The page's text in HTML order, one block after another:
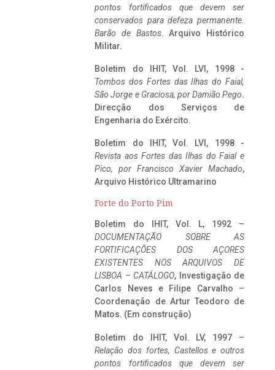
pontos fortificados que devem ser
conservados para defeza permanente.
Barão de Bastos. Arquivo Histórico
Militar.
Boletim do IHIT, Vol. LVI, 1998 -
Tombos dos Fortes das Ilhas do Faial,
São Jorge e Graciosa, por Damião Pego.
Direcção dos Serviços de
Engenharia do Exército.
Boletim do IHIT, Vol. LVI, 1998 -
Revista aos Fortes das Ilhas do Faial e
Pico, por Francisco Xavier Machado,
Arquivo Histórico Ultramarino
Forte do Porto Pim
Boletim do IHIT, Vol. L, 1992 –
DOCUMENTAÇÃO SOBRE AS
FORTIFICAÇÕES DOS AÇORES
EXISTENTES NOS ARQUIVOS DE
LISBOA – CATÁLOGO, Investigação de
Carlos Neves e Filipe Carvalho –
Coordenação de Artur Teodoro de
Matos. (Em construção)
Boletim do IHIT, Vol. LV, 1997 –
Relação dos fortes, Castellos e outros
pontos fortificados que devem ser